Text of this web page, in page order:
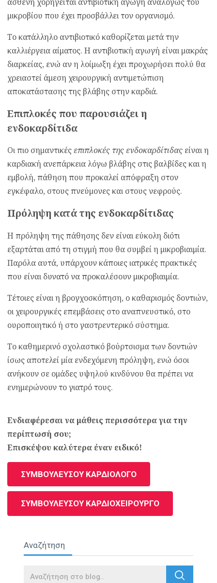
μικροβίου που έχει προσβάλλει τον οργανισμό.
Το κατάλληλο αντιβιοτικό καθορίζεται μετά την
καλλιέργεια αίματος. Η αντιβιοτική αγωγή είναι μακράς
διαρκείας, ενώ αν η λοίμωξη έχει προχωρήσει πολύ θα
χρειαστεί άμεση χειρουργική αντιμετώπιση
αποκατάστασης της βλάβης στην καρδιά.
Επιπλοκές που παρουσιάζει η
ενδοκαρδίτιδα
Οι πιο σημαντικέςεπιπλοκές της ενδοκαρδίτιδας είναι η
καρδιακή ανεπάρκεια λόγω βλάβης στις βαλβίδες και η
εμβολή, πάθηση που προκαλεί απόφραξη στον
εγκέφαλο, στους πνεύμονες και στους νεφρούς.
Πρόληψη κατά της ενδοκαρδίτιδας
Η πρόληψη της πάθησης δεν είναι εύκολη διότι
εξαρτάται από τη στιγμή που θα συμβεί η μικροβιαιμία.
Παρόλα αυτά, υπάρχουν κάποιες ιατρικές πρακτικές
που είναι δυνατό να προκαλέσουν μικροβιαιμία.
Τέτοιες είναι η βρογχοσκόπηση, ο καθαρισμός δοντιών,
οι χειρουργικές επεμβάσεις στο αναπνευστικό, στο
ουροποιητικό ή στο γαστρεντερικό σύστημα.
Το καθημερινό σχολαστικό βούρτσισμα των δοντιών
ίσως αποτελεί μία ενδεχόμενη πρόληψη, ενώ όσοι
ανήκουν σε ομάδες υψηλού κινδύνου θα πρέπει να
ενημερώνουν το γιατρό τους.
Ενδιαφέρεσαι να μάθεις περισσότερα για την
περίπτωσή σου;
Επισκέψου καλύτερα έναν ειδικό!
ΣΥΜΒΟΥΛΕΥΣΟΥ ΚΑΡΔΙΟΛΟΓΟ
ΣΥΜΒΟΥΛΕΥΣΟΥ ΚΑΡΔΙΟΧΕΙΡΟΥΡΓΟ
Αναζήτηση
Search